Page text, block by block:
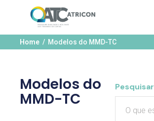
Home Modelos do MMD-TC
Modelos do
MMD-TC
Pesquisar